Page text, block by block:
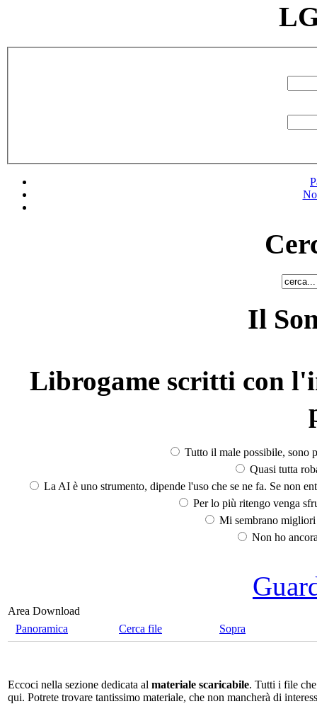
Il
Librogame scritti con
Tutto il male possibile, sono
Quasi tutta
La AI è uno strumento, dipende l'uso che se ne fa. Se non
Per lo più ritengo venga
Mi sembrano
Non ho
Area Download
Panoramica
Cerca file Sopra
Eccoci nella sezione dedicata al materiale scaricabile. Tutti i file
qui. Potrete trovare tantissimo materiale, che non mancherà di